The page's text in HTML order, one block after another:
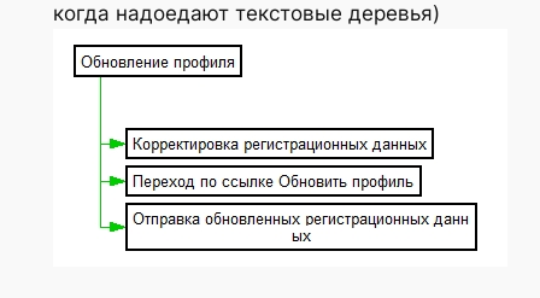
когда надоедают текстовые деревья)